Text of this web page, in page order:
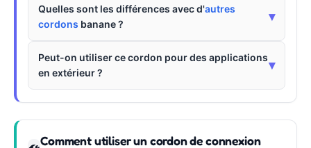
Quelles sont les différences avec d'autres
cordons banane ?
▾
Peut-on utiliser ce cordon pour des applications
en extérieur ?
▾
Comment utiliser un cordon de connexion